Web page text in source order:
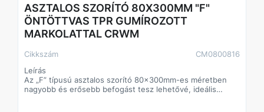
ASZTALOS SZORÍTÓ 80X300MM "F"
ÖNTÖTTVAS TPR GUMÍROZOTT
MARKOLATTAL CRWM
Cikkszám
CM0800816
Leírás
Az „F” típusú asztalos szorító 80x300mm-es méretben
nagyobb és erősebb befogást tesz lehetővé, ideális